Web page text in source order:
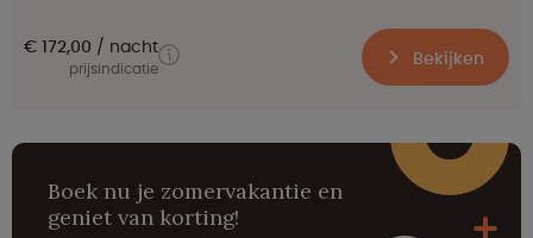
€ 172,00 nacht
prijsindicatie Bekijken
Boek nu je zomervakantie en
geniet van korting!